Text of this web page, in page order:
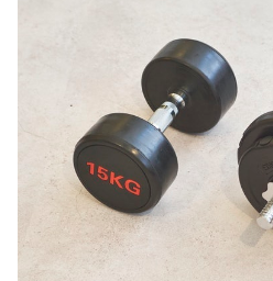
Một Số Bài Tập Tạ Tham Khảo
Rèn Luyện Cơ Bắp Cùng mybest